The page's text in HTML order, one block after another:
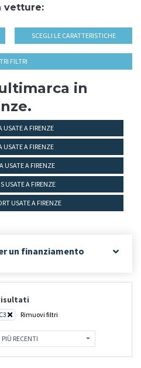
vetture:
SCEGLI LE CARATTERISTICHE
FILTRI
in
USATE A FIRENZE
USATE A FIRENZE
USATE A FIRENZE
USATE A FIRENZE
USATE A FIRENZE
un finanziamento
C3 Rimuovi filtri
RECENTI